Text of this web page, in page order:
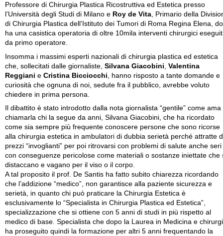
Professore di Chirurgia Plastica Ricostruttiva ed Estetica presso
l’Università degli Studi di Milano e Roy de Vita, Primario della
di Chirurgia Plastica dell’Istituto dei Tumori di Roma Regina Elena,
ha una casistica operatoria di oltre 10mila interventi chirurgici
da primo operatore.
Insomma i massimi esperti nazionali di chirurgia plastica ed estetica
che, sollecitati dalle giornaliste, Silvana Giacobini Valentina
Reggiani e Cristina Bicciocchi , hanno risposto a tante domande e
curiosità che ognuna di noi, sedute fra il pubblico, avrebbe voluto
chiedere in prima persona.
Il dibattito è stato introdotto dalla nota giornalista “gentile” come ama
chiamarla chi la segue da anni, Silvana Giacobini, che ha ricordato
come sia sempre più frequente conoscere persone che sono ricorse
alla chirurgia estetica in ambulatori di dubbia serietà perché attratte
prezzi “invoglianti” per poi ritrovarsi con problemi di salute anche seri
con conseguenze pericolose come materiali o sostanze iniettate che
distaccano e vagano per il viso o il corpo.
A tal proposito il prof. De Santis ha fatto subito chiarezza ricordando
che l’addizione “medico”, non garantisce alla paziente sicurezza e
serietà, in quanto chi può praticare la Chirurgia Estetica è
esclusivamente lo “Specialista in Chirurgia Plastica ed Estetica”,
specializzazione che si ottiene con 5 anni di studi in più rispetto al
medico di base. Specialista che dopo la Laurea in Medicina e
ha proseguito quindi la formazione per altri 5 anni frequentando la